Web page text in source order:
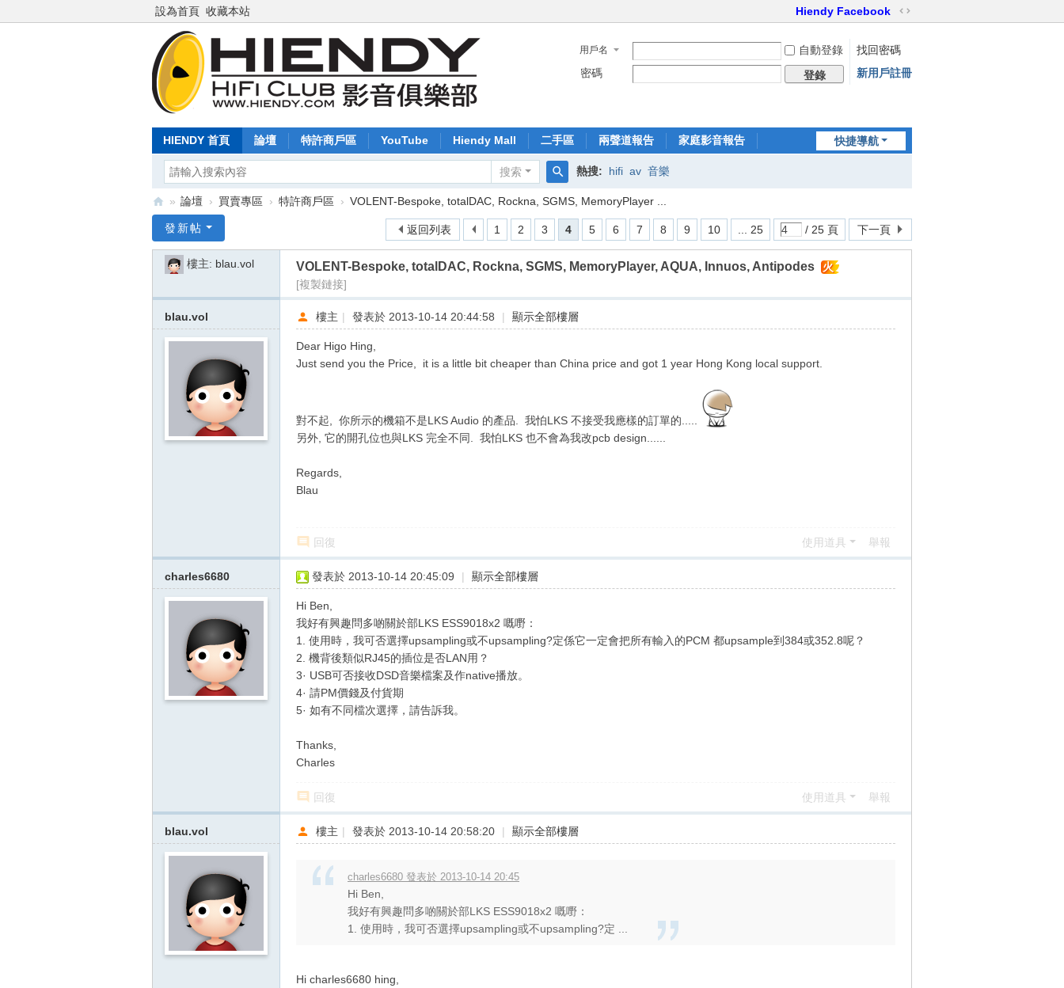
設為首頁 收藏本站 Hiendy Facebook
切
到
寬
版
用戶名 自動登錄
找回密碼
密碼
登錄 新用戶註冊
快捷導航
HIENDY 首頁 論壇 特許商戶區 YouTube Hiendy Mall 二手區 兩聲道報告
家庭影音報告
搜索
搜
索
熱搜: hifi av 音樂
en
» 論壇 › 買賣專區 › 特許商戶區 › VOLENT-Bespoke, totalDAC, Rockna, SGMS, MemoryPlayer ...
1 2 3 4 5 6 7 8 9 10 ... 25 / 25 頁 下一頁
返回列表
發新帖
樓主: blau.vol VOLENT-Bespoke, totalDAC, Rockna, SGMS, MemoryPlayer, AQUA, Innuos, Antipodes
火
[複製鏈接]
blau.vol 樓主 | 發表於 2013-10-14 20:44:58 | 顯示全部樓層
Dear Higo Hing,
Just send you the Price, it is a little bit cheaper than China price and got 1 year Hong Kong local support.
對不起, 你所示的機箱不是LKS Audio 的產品. 我怕LKS 不接受我應樣的訂單的.....
另外, 它的開孔位也與LKS 完全不同. 我怕LKS 也不會為我改pcb design......
Regards,
Blau
回復 使用道具 舉報
charles6680 發表於 2013-10-14 20:45:09 | 顯示全部樓層
Hi Ben,
我好有興趣問多啲關於部LKS ESS9018x2 嘅嘢：
1. 使用時，我可否選擇upsampling或不upsampling?定係它一定會把所有輸入的PCM 都upsample到384或352.8呢？
2. 機背後類似RJ45的插位是否LAN用？
3· USB可否接收DSD音樂檔案及作native播放。
4· 請PM價錢及付貨期
5· 如有不同檔次選擇，請告訴我。
Thanks,
Charles
回復 使用道具 舉報
blau.vol 樓主 | 發表於 2013-10-14 20:58:20 | 顯示全部樓層
charles6680 發表於 2013-10-14 20:45
Hi Ben,
我好有興趣問多啲關於部LKS ESS9018x2 嘅嘢：
1. 使用時，我可否選擇upsampling或不upsampling?定 ...
Hi charles6680 hing,